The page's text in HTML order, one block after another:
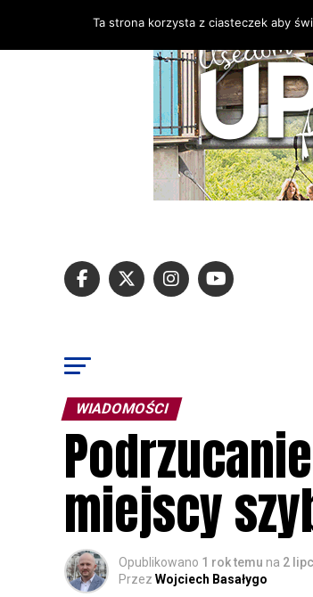
WIADOMOŚCI
miejscy
Opublikowano 1 rok temu na 2
Przez Wojciech Basałygo
Ta strona korzysta z ciasteczek aby